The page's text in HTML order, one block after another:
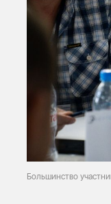
Большинство